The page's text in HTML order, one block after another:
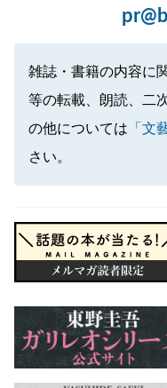
雑誌・書籍の内容に
等の転載、朗読、二
の他については 「文
さい。